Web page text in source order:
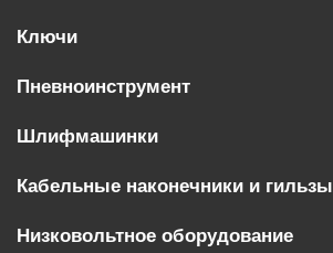
Ключи
Пневноинструмент
Шлифмашинки
Кабельные наконечники и гильзы
Низковольтное оборудование